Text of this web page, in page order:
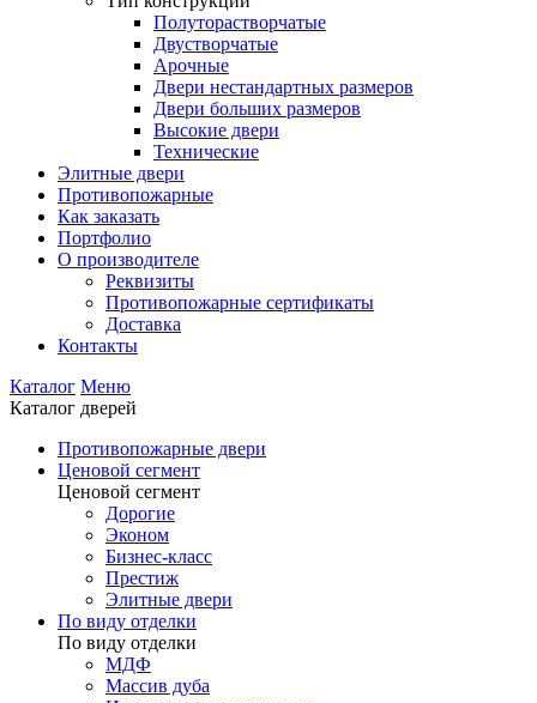
Полуторастворчатые
Двустворчатые
Арочные
Двери нестандартных размеров
Двери больших размеров
Высокие двери
Технические
Элитные двери
Противопожарные
Как заказать
Портфолио
О производителе
Реквизиты
Противопожарные сертификаты
Доставка
Контакты
Каталог Меню
Каталог дверей
Противопожарные двери
Ценовой сегмент
Ценовой сегмент
Дорогие
Эконом
Бизнес-класс
Престиж
Элитные двери
По виду отделки
По виду отделки
МДФ
Массив дуба